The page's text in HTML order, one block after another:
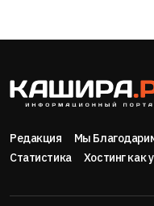
Редакция Мы
Статистика
Хостинг как